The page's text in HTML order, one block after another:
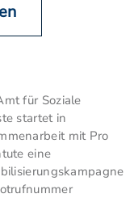
für Soziale
startet in
mit Pro
eine